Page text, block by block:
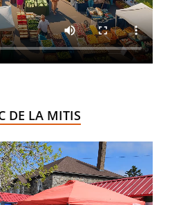
DE LA MITIS